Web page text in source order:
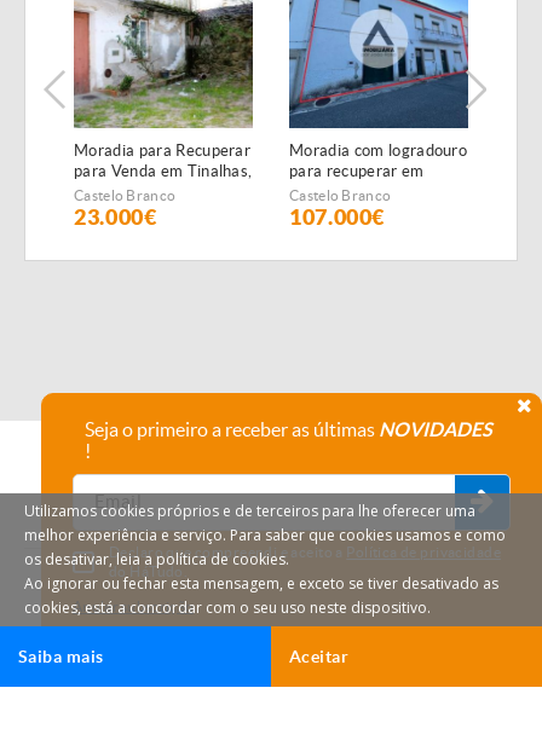
Ligar Email
Moradia para Recuperar
para Venda em Tinalhas,
Castelo Branco
Castelo Branco
23.000€
Moradia com logradouro
para recuperar em
Póvoa Rio de Moinhos
Castelo Branco
107.000€
HáTudo © 2026 Todos os direitos reservados.
Seja o primeiro a receber as últimas NOVIDADES
!
Declaro que compreendi e aceito a Política de privacidade
do HáTudo.
Anular subscrição
Utilizamos cookies próprios e de terceiros para lhe oferecer uma
melhor experiência e serviço. Para saber que cookies usamos e como
os desativar, leia a política de cookies.
Ao ignorar ou fechar esta mensagem, e exceto se tiver desativado as
cookies, está a concordar com o seu uso neste dispositivo.
Aceitar
Saiba mais